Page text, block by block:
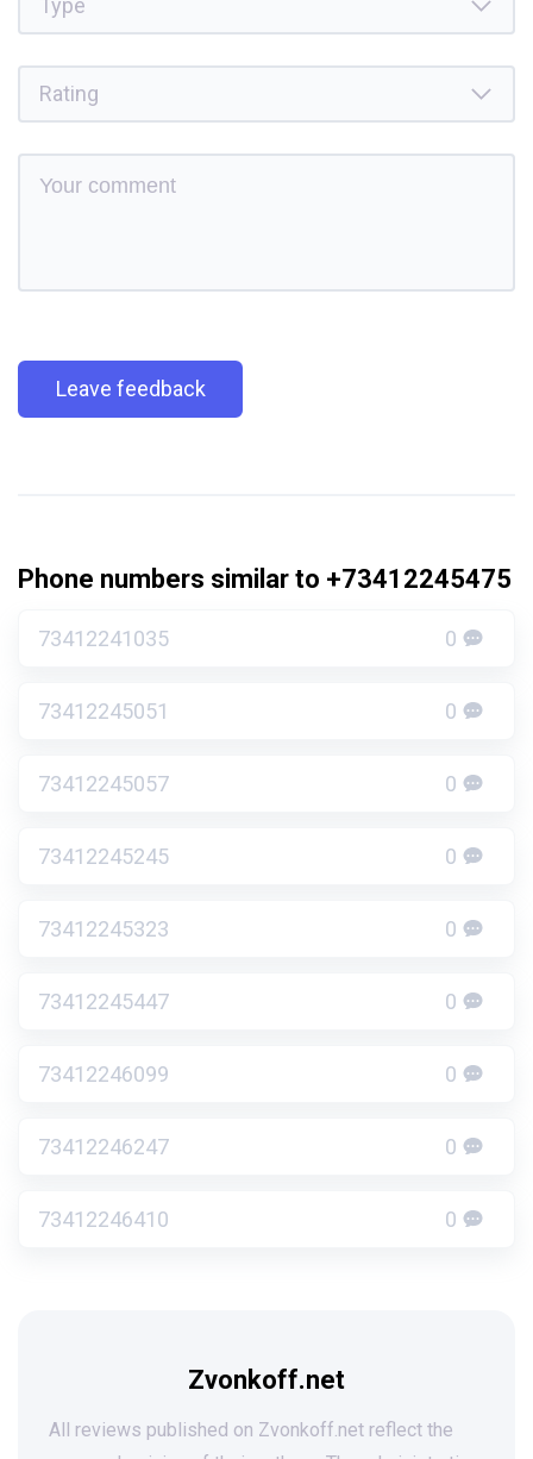
Leave feedback
Phone numbers similar to +73412245475
73412241035 0
73412245051 0
73412245057 0
73412245245 0
73412245323 0
73412245447 0
73412246099 0
73412246247 0
73412246410 0
Zvonkoff.net
All reviews published on Zvonkoff.net reflect the